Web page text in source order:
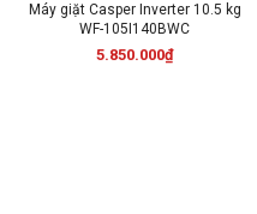
Máy giặt Casper Inverter 10.5 kg
WF-105I140BWC
5.850.000₫